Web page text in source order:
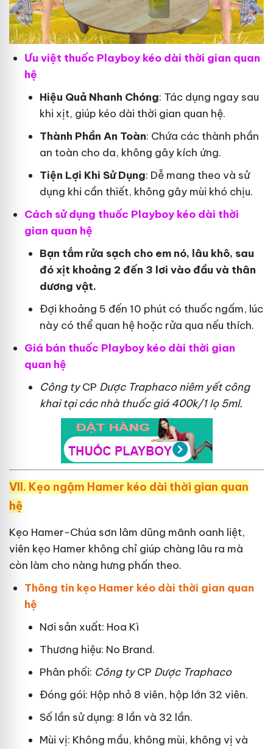
Ưu việt thuốc Playboy kéo dài thời gian quan
hệ
Hiệu Quả Nhanh Chóng: Tác dụng ngay sau
khi xịt, giúp kéo dài thời gian quan hệ.
Thành Phần An Toàn: Chứa các thành phần
an toàn cho da, không gây kích ứng.
Tiện Lợi Khi Sử Dụng: Dễ mang theo và sử
dụng khi cần thiết, không gây mùi khó chịu.
Cách sử dụng thuốc Playboy kéo dài thời
gian quan hệ
Bạn tắm rửa sạch cho em nó, lâu khô, sau
đó xịt khoảng 2 đến 3 lơi vào đầu và thân
dương vật.
Đợi khoảng 5 đến 10 phút có thuốc ngấm, lúc
này có thể quan hệ hoặc rửa qua nếu thích.
Giá bán thuốc Playboy kéo dài thời gian
quan hệ
Công tyCP Dược Traphaconiêm yết công
khai tại các nhà thuốc giá 400k/1 lọ 5ml.
VII. Kẹo ngậm Hamer kéo dài thời gian quan
hệ
Kẹo Hamer-Chúa sơn lâm dũng mãnh oanh liệt,
viên kẹo Hamer không chỉ giúp chàng lâu ra mà
còn làm cho nàng hưng phấn theo.
Thông tin kẹo Hamer kéo dài thời gian quan
hệ
Nơi sản xuất: Hoa Kì
Thương hiệu: No Brand.
Phân phối: Công tyCP Dược Traphaco
Đóng gói: Hộp nhỏ 8 viên, hộp lớn 32 viên.
Số lần sử dụng: 8 lần và 32 lần.
Mùi vị: Không mầu, không mùi, không vị và